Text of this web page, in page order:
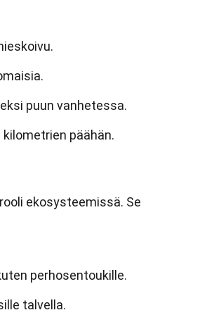
puun vanhetessa.
päähän.
ekosysteemissä. Se
perhosentoukille.
talvella.